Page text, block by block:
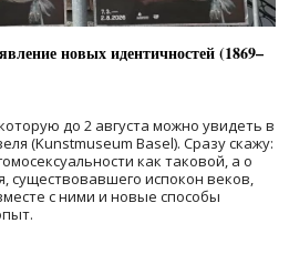
новых идентичностей (1869–
до 2 августа можно увидеть в
(Kunstmuseum Basel). Сразу скажу:
как таковой, а о
существовавшего испокон веков,
с ними и новые способы